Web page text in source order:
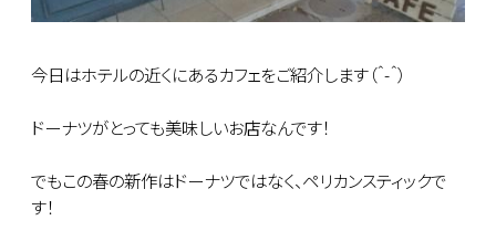
今日はホテルの近くにあるカフェをご紹介します（＾-＾）
ドーナツがとっても美味しいお店なんです！
でもこの春の新作はドーナツではなく、ペリカンスティックで
す！